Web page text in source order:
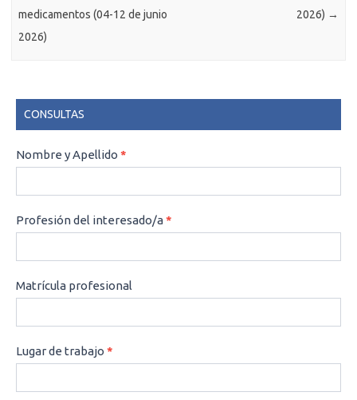
medicamentos (04-12 de junio
2026)
2026) →
CONSULTAS
CONSULTAS
Nombre y Apellido *
Profesión del interesado/a*
Matrícula profesional
Lugar de trabajo *